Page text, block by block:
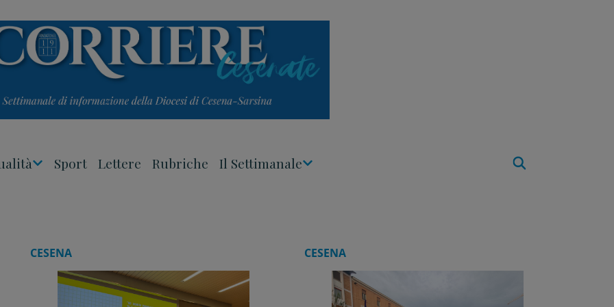
Sport Lettere Rubriche Il Settimanale
CESENA CESENA